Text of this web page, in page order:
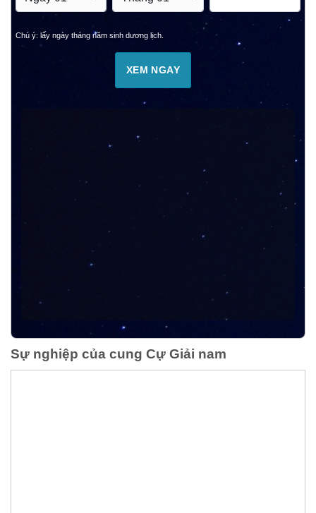
Chú ý: lấy ngày tháng năm sinh dương lịch.
XEM NGAY
Sự nghiệp của cung Cự Giải nam